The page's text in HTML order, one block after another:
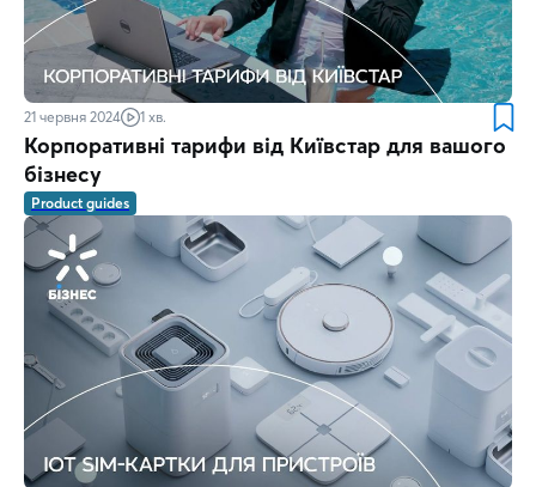
21 червня 2024 1 хв.
Корпоративні тарифи від Київстар для вашого
бізнесу
Product guides